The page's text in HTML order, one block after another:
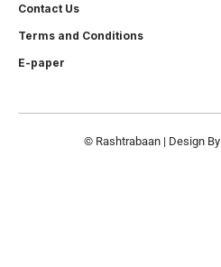
Contact Us
Terms and Conditions
E-paper
© Rashtrabaan | Design By